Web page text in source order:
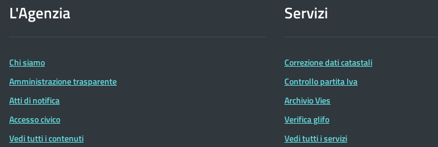
dell'Agenzia
delle
Entrate
L'Agenzia
Chi siamo
Amministrazione trasparente
Atti di notifica
Accesso civico
Vedi tutti i contenuti
Servizi
Correzione dati catastali
Controllo partita Iva
Archivio Vies
Verifica glifo
Vedi tutti i servizi